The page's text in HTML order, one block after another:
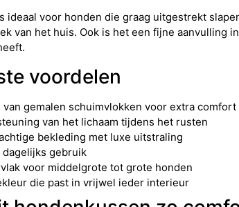
ideaal voor honden die graag uitgestrekt
van het huis. Ook is het een fijne aanvulling
voordelen
van gemalen schuimvlokken voor extra comfort
van het lichaam tijdens het rusten
bekleding met luxe uitstraling
dagelijks gebruik
voor middelgrote tot grote honden
die past in vrijwel ieder interieur